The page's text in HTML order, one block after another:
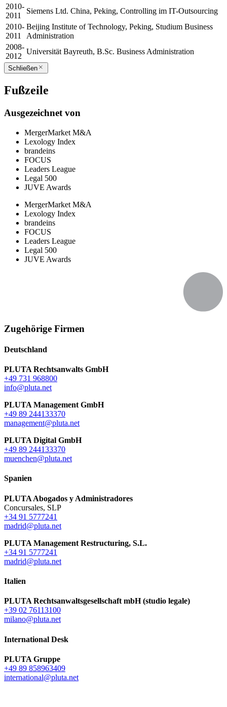
2010-
2011
Siemens Ltd. China, Peking, Controlling im IT-Outsourcing
2010-
2011
Beijing Institute of Technology, Peking, Studium Business
Administration
2008-
2012
Universität Bayreuth, B.Sc. Business Administration
Schließen
Fußzeile
Ausgezeichnet von
MergerMarket M&A
Lexology Index
brandeins
FOCUS
Leaders League
Legal 500
JUVE Awards
MergerMarket M&A
Lexology Index
brandeins
FOCUS
Leaders League
Legal 500
JUVE Awards
Zugehörige Firmen
Deutschland
PLUTA Rechtsanwalts GmbH
+49 731 968800
info@pluta.net
PLUTA Management GmbH
+49 89 244133370
management@pluta.net
PLUTA Digital GmbH
+49 89 244133370
muenchen@pluta.net
Spanien
PLUTA Abogados y Administradores
Concursales, SLP
+34 91 5777241
madrid@pluta.net
PLUTA Management Restructuring, S.L.
+34 91 5777241
madrid@pluta.net
Italien
PLUTA Rechtsanwaltsgesellschaft mbH (studio legale)
+39 02 76113100
milano@pluta.net
International Desk
PLUTA Gruppe
+49 89 858963409
international@pluta.net